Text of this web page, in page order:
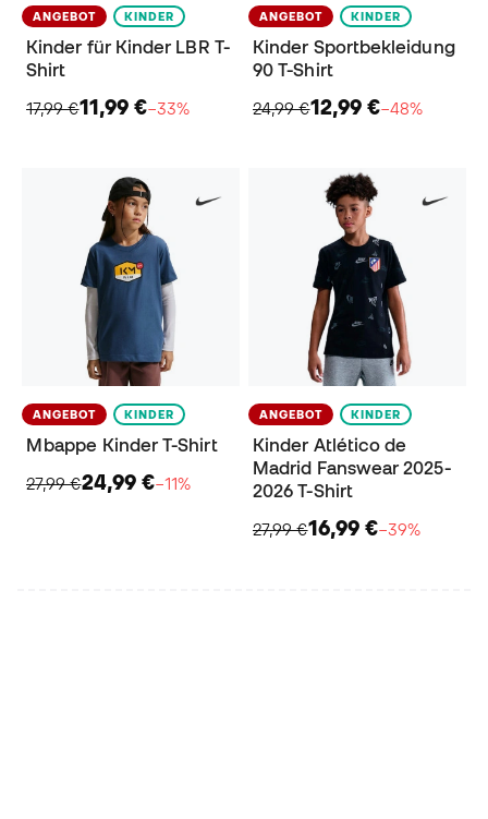
ANGEBOT KINDER
Kinder für Kinder LBR T-
Shirt
17,99 €11,99 €−33%
ANGEBOT KINDER
Kinder Sportbekleidung
90 T-Shirt
24,99 €12,99 €−48%
ANGEBOT KINDER
Mbappe Kinder T-Shirt
27,99 €24,99 €−11%
ANGEBOT KINDER
Kinder Atlético de
Madrid Fanswear 2025-
2026 T-Shirt
27,99 €16,99 €−39%